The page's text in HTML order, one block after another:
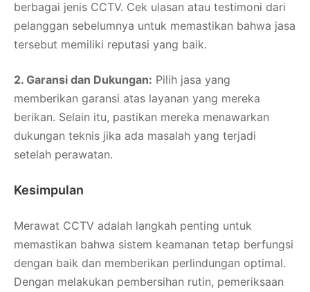
berbagai jenis CCTV. Cek ulasan atau testimoni dari
pelanggan sebelumnya untuk memastikan bahwa jasa
tersebut memiliki reputasi yang baik.
2. Garansi dan Dukungan: Pilih jasa yang
memberikan garansi atas layanan yang mereka
berikan. Selain itu, pastikan mereka menawarkan
dukungan teknis jika ada masalah yang terjadi
setelah perawatan.
Kesimpulan
Merawat CCTV adalah langkah penting untuk
memastikan bahwa sistem keamanan tetap berfungsi
dengan baik dan memberikan perlindungan optimal.
Dengan melakukan pembersihan rutin, pemeriksaan